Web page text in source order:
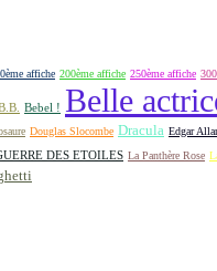
affiche 200ème affiche 250ème affiche
Bebel ! Belle
Douglas Slocombe Dracula Edgar
DES ETOILES La Panthère Rose